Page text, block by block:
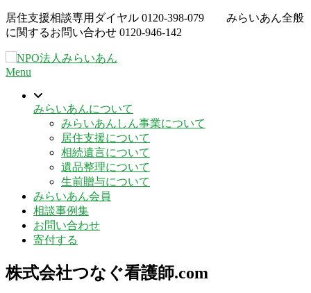
Skip
to
content
居住支援相談専用ダイヤル 0120-398-079
みらいあん全般
に関するお問い合わせ 0120-946-142
Menu
みらいあんについて
みらいあんしん事業について
居住支援について
相続遺言について
遺品整理について
生前贈与について
みらいあん会員
相談事例集
お問い合わせ
寄付する
株式会社つなぐ看護師.com